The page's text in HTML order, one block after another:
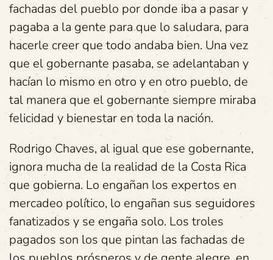
fachadas del pueblo por donde iba a pasar y
pagaba a la gente para que lo saludara, para
hacerle creer que todo andaba bien. Una vez
que el gobernante pasaba, se adelantaban y
hacían lo mismo en otro y en otro pueblo, de
tal manera que el gobernante siempre miraba
felicidad y bienestar en toda la nación.
Rodrigo Chaves, al igual que ese gobernante,
ignora mucha de la realidad de la Costa Rica
que gobierna. Lo engañan los expertos en
mercadeo político, lo engañan sus seguidores
fanatizados y se engaña solo. Los troles
pagados son los que pintan las fachadas de